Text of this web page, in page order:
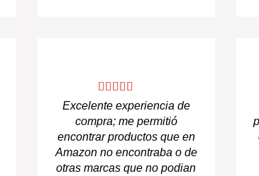
Excelente experiencia de
compra; me permitió
encontrar productos que en
Amazon no encontraba o de
otras marcas que no podian